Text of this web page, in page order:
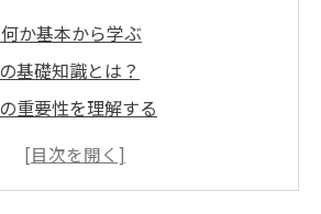
か基本から学ぶ
基礎知識とは？
重要性を理解する
出願の違いを知る